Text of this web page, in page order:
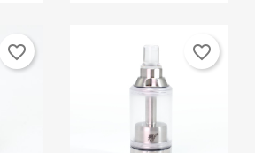
favorite_border favorite_border